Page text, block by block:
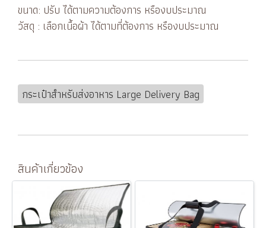
ขนาด: ปรับ ได้ตามความต้องการ หรืองบประมาณ
วัสดุ : เลือกเนื้อผ้า ได้ตามที่ต้องการ หรืองบประมาณ
กระเป๋าสำหรับส่งอาหาร Large Delivery Bag
สินค้าเกี่ยวข้อง